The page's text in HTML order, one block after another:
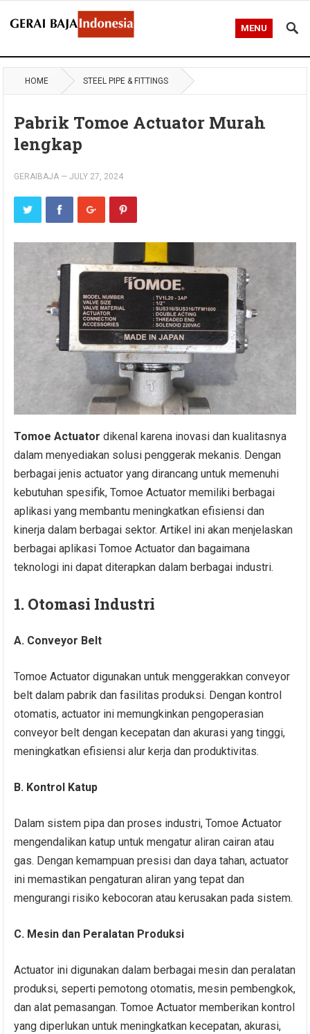
MENU
HOME STEEL PIPE & FITTINGS
Pabrik Tomoe Actuator Murah
lengkap
GERAIBAJA —JULY 27, 2024
Tomoe Actuator dikenal karena inovasi dan kualitasnya
dalam menyediakan solusi penggerak mekanis. Dengan
berbagai jenis actuator yang dirancang untuk memenuhi
kebutuhan spesifik, Tomoe Actuator memiliki berbagai
aplikasi yang membantu meningkatkan efisiensi dan
kinerja dalam berbagai sektor. Artikel ini akan menjelaskan
berbagai aplikasi Tomoe Actuator dan bagaimana
teknologi ini dapat diterapkan dalam berbagai industri.
1. Otomasi Industri
A. Conveyor Belt
Tomoe Actuator digunakan untuk menggerakkan conveyor
belt dalam pabrik dan fasilitas produksi. Dengan kontrol
otomatis, actuator ini memungkinkan pengoperasian
conveyor belt dengan kecepatan dan akurasi yang tinggi,
meningkatkan efisiensi alur kerja dan produktivitas.
B. Kontrol Katup
Dalam sistem pipa dan proses industri, Tomoe Actuator
mengendalikan katup untuk mengatur aliran cairan atau
gas. Dengan kemampuan presisi dan daya tahan, actuator
ini memastikan pengaturan aliran yang tepat dan
mengurangi risiko kebocoran atau kerusakan pada sistem.
C. Mesin dan Peralatan Produksi
Actuator ini digunakan dalam berbagai mesin dan peralatan
produksi, seperti pemotong otomatis, mesin pembengkok,
dan alat pemasangan. Tomoe Actuator memberikan kontrol
yang diperlukan untuk meningkatkan kecepatan, akurasi,